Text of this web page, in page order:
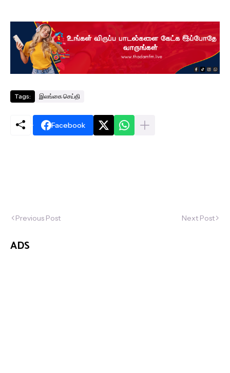
Tags: இலங்கை செய்தி
Facebook
Previous Post Next Post
ADS